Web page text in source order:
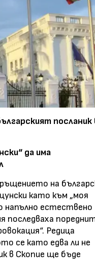
посланик
да има
на
като към „моя
напълно естествено
последваха
Редица
се като едва ли не
в Скопие ще бъде